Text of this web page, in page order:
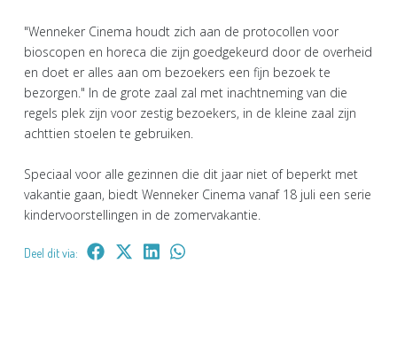
"Wenneker Cinema houdt zich aan de protocollen voor
bioscopen en horeca die zijn goedgekeurd door de overheid
en doet er alles aan om bezoekers een fijn bezoek te
bezorgen." In de grote zaal zal met inachtneming van die
regels plek zijn voor zestig bezoekers, in de kleine zaal zijn
achttien stoelen te gebruiken.
Speciaal voor alle gezinnen die dit jaar niet of beperkt met
vakantie gaan, biedt Wenneker Cinema vanaf 18 juli een serie
kindervoorstellingen in de zomervakantie.
Deel dit via: